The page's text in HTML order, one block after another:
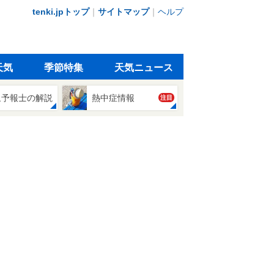
tenki.jpトップ｜ サイトマップ｜ ヘルプ
気 季節特集 天気ニュース
報士の解説 熱中症情報 注目